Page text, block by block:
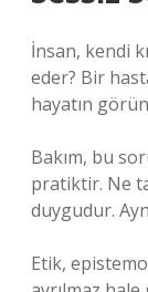
İnsan, kendi
eder? Bir
hayatın
Bakım, bu
pratiktir. Ne
duygudur.
Etik,